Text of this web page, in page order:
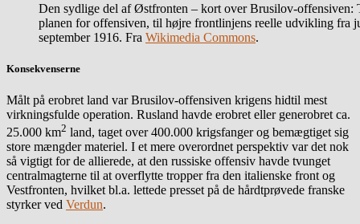
Den sydlige del af Østfronten – kort over Brusilov-offensiven:
planen for offensiven, til højre frontlinjens reelle udvikling fra
september 1916. Fra Wikimedia Commons.
Konsekvenserne
Målt på erobret land var Brusilov-offensiven krigens hidtil mest
virkningsfulde operation. Rusland havde erobret eller generobret ca.
25.000 km2 land, taget over 400.000 krigsfanger og bemægtiget sig
store mængder materiel. I et mere overordnet perspektiv var det nok
så vigtigt for de allierede, at den russiske offensiv havde tvunget
centralmagterne til at overflytte tropper fra den italienske front og
Vestfronten, hvilket bl.a. lettede presset på de hårdtprøvede franske
styrker ved Verdun.